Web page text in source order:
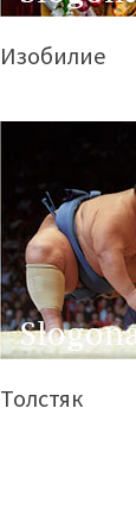
Изобилие
Толстяк